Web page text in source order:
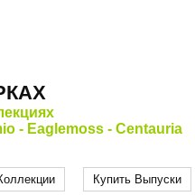
- Eaglemoss - Centauria
Купить Выпуски